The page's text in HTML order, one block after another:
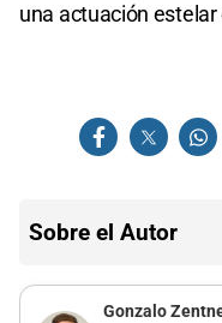
una actuación estelar
Sobre el Autor
Gonzalo